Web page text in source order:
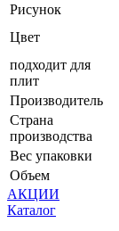
Рисунок
Цвет
подходит для
плит
Производитель
Страна
производства
Вес упаковки
Объем
АКЦИИ
Каталог